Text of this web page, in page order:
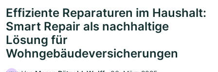
Effiziente Reparaturen im Haushalt:
Smart Repair als nachhaltige
Lösung für
Wohngebäudeversicherungen